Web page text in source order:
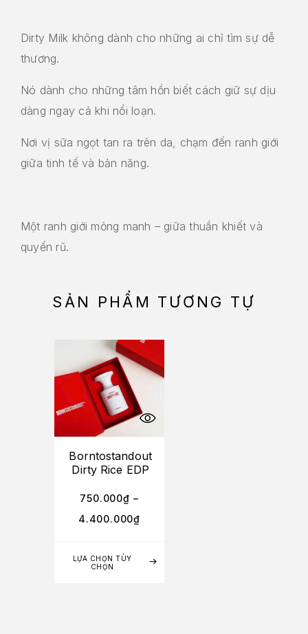
Dirty Milk không dành cho những ai chỉ tìm sự dễ
thương.
Nó dành cho những tâm hồn biết cách giữ sự dịu
dàng ngay cả khi nổi loạn.
Nơi vị sữa ngọt tan ra trên da, chạm đến ranh giới
giữa tinh tế và bản năng.
Một ranh giới mỏng manh – giữa thuần khiết và
quyến rũ.
SẢN PHẨM TƯƠNG TỰ
LỰA CHỌN TÙY
CHỌN
Borntostandout
Dirty Rice EDP
750.000₫ –
4.400.000₫